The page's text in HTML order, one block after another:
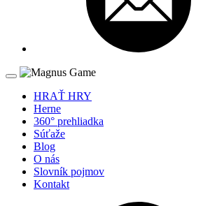
HRAŤ HRY
Herne
360° prehliadka
Súťaže
Blog
O nás
Slovník pojmov
Kontakt